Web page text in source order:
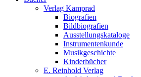
Verlag Kamprad
Biografien
Bildbiografien
Ausstellungskataloge
Instrumentenkunde
Musikgeschichte
Kinderbücher
E. Reinhold Verlag